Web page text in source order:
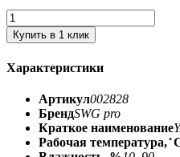
Купить в 1 клик
Характеристики
Артикул002828
БрендSWG pro
Краткое наименование
Рабочая температура,